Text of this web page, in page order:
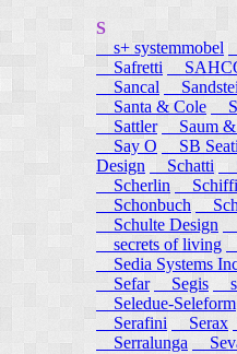
S
s+ systemmobel
Safretti
Sancal
Santa & Cole
Sattler
Saum &
Say O
SB
Design
Schatti
Scherlin
Schonbuch
Schulte Design
secrets of living
Sedia Systems
Sefar
Segis
Seledue-Seleform
Serafini
Serax
Serralunga